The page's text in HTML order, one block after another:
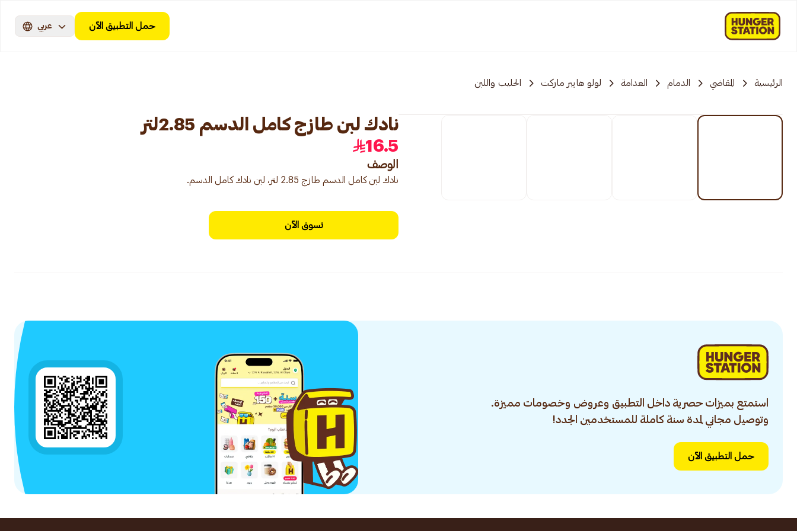
حمل التطبيق الآن عربي
الرئيسية المقاضي الدمام العدامة لولو هايبر ماركت الحليب واللبن
نادك لبن طازج كامل الدسم 2.85لتر
16.5
الوصف
نادك لبن كامل الدسم طازج 2.85 لتر، لبن نادك كامل الدسم.
تسوق الآن
استمتع بميزات حصرية داخل التطبيق وعروض وخصومات مميزة.
وتوصيل مجاني لمدة سنة كاملة للمستخدمين الجدد!
حمل التطبيق الآن